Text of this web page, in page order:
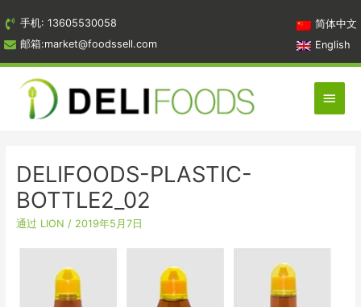
到
内
容
手机: 13605530058
邮箱:market@foodssell.com
简体中文
English
主
菜
DELIFOODS-PLASTIC-
BOTTLE2_02
通过 LION / 2019年5月7日